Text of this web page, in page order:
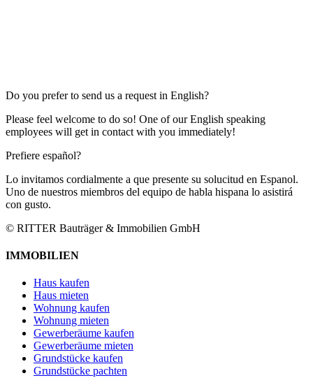
Do you prefer to send us a request in English?
Please feel welcome to do so! One of our English speaking
employees will get in contact with you immediately!
Prefiere español?
Lo invitamos cordialmente a que presente su solucitud en Espanol.
Uno de nuestros miembros del equipo de habla hispana lo asistirá
con gusto.
© RITTER Bauträger & Immobilien GmbH
IMMOBILIEN
Haus kaufen
Haus mieten
Wohnung kaufen
Wohnung mieten
Gewerberäume kaufen
Gewerberäume mieten
Grundstücke kaufen
Grundstücke pachten